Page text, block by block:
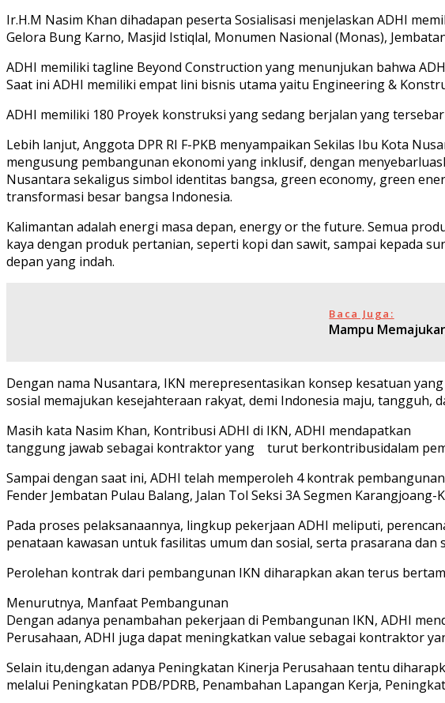
Ir.H.M Nasim Khan dihadapan peserta Sosialisasi menjelaskan ADHI
Gelora Bung Karno, Masjid Istiqlal, Monumen Nasional (Monas),
ADHI memiliki tagline Beyond Construction yang menunjukan bahwa
Saat ini ADHI memiliki empat lini bisnis utama yaitu Engineering &
ADHI memiliki 180 Proyek konstruksi yang sedang berjalan yang
Lebih lanjut, Anggota DPR RI F-PKB menyampaikan Sekilas Ibu Kota
mengusung pembangunan ekonomi yang inklusif, dengan
Nusantara sekaligus simbol identitas bangsa, green economy, green
transformasi besar bangsa Indonesia.
Kalimantan adalah energi masa depan, energy or the future. Semua
kaya dengan produk pertanian, seperti kopi dan sawit, sampai kepada
depan yang indah.
Baca Juga:
Mampu
Dengan nama Nusantara, IKN merepresentasikan konsep kesatuan
sosial memajukan kesejahteraan rakyat, demi Indonesia maju, tangguh,
Masih kata Nasim Khan, Kontribusi ADHI di IKN, ADHI mendapatkan
tanggung jawab sebagai kontraktor yang turut berkontribusidalam
Sampai dengan saat ini, ADHI telah memperoleh 4 kontrak
Fender Jembatan Pulau Balang, Jalan Tol Seksi 3A Segmen
Pada proses pelaksanaannya, lingkup pekerjaan ADHI meliputi,
penataan kawasan untuk fasilitas umum dan sosial, serta prasarana dan
Perolehan kontrak dari pembangunan IKN diharapkan akan terus
Menurutnya, Manfaat Pembangunan
Dengan adanya penambahan pekerjaan di Pembangunan IKN, ADHI
Perusahaan, ADHI juga dapat meningkatkan value sebagai kontraktor
Selain itu,dengan adanya Peningkatan Kinerja Perusahaan tentu
melalui Peningkatan PDB/PDRB, Penambahan Lapangan Kerja,